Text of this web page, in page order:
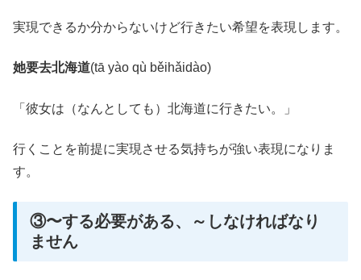
実現できるか分からないけど行きたい希望を表現します。
她要去北海道(tā yào qù běihǎidào)
「彼女は（なんとしても）北海道に行きたい。」
行くことを前提に実現させる気持ちが強い表現になりま
す。
③〜する必要がある、～しなければなり
ません